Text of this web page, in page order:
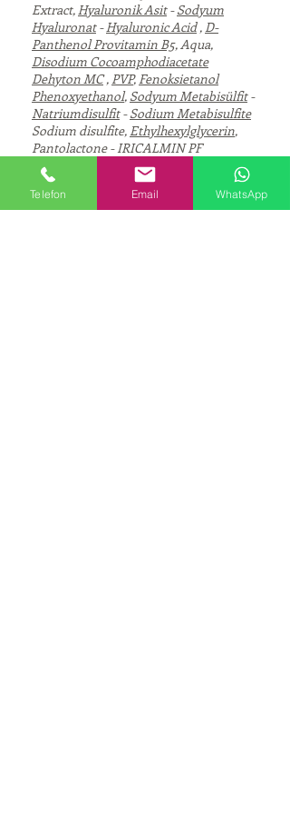
Extract,Hyaluronik Asit-Sodyum
Hyaluronat-Hyaluronic Acid, D-
Panthenol Provitamin B5, Aqua,
Disodium Cocoamphodiacetate
Dehyton MC, PVP, Fenoksietanol
Phenoxyethanol, Sodyum Metabisülfit-
Natriumdisulfit-Sodium Metabisulfite
Sodium disulfite, Ethylhexylglycerin,
Pantolactone - IRICALMIN PF
bileşenlerini ayrı bir kapta önceden
karıştırılır ve karıştırarak çözeltiye
eklenir.
Telefon Email WhatsApp